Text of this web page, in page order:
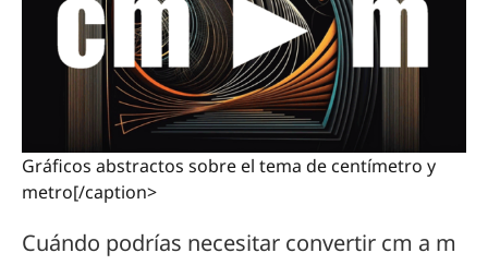
Gráficos abstractos sobre el tema de centímetro y
metro[/caption>
Cuándo podrías necesitar convertir cm a m